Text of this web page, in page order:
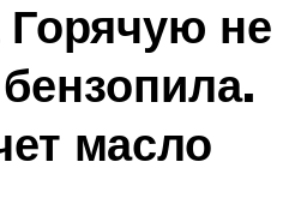
не
масло